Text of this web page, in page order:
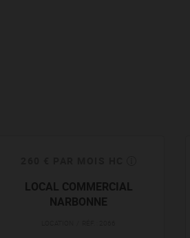
LOCAL COMMERCIAL
NARBONNE